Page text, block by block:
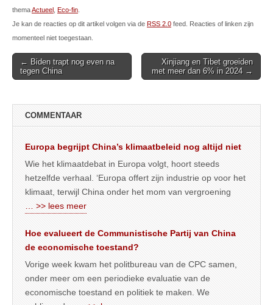
themaActueel Eco-fin
Je kan de reacties op dit artikel volgen via de RSS 2.0 feed. Reacties of linken zijn
momenteel niet toegestaan.
Post
navigation
← Biden trapt nog even na
tegen China
Xinjiang en Tibet groeiden
met meer dan 6% in 2024 →
COMMENTAAR
Europa begrijpt China’s klimaatbeleid nog altijd niet
Wie het klimaatdebat in Europa volgt, hoort steeds
hetzelfde verhaal. ‘Europa offert zijn industrie op voor het
klimaat, terwijl China onder het mom van vergroening
… >> lees meer
Hoe evalueert de Communistische Partij van China
de economische toestand?
Vorige week kwam het politbureau van de CPC samen,
onder meer om een periodieke evaluatie van de
economische toestand en politiek te maken. We